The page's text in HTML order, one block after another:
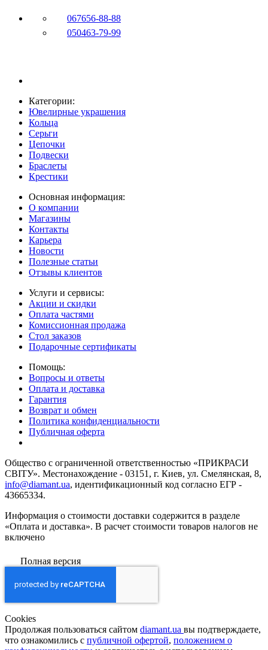
067656-88-88
050463-79-99
Категории:
Ювелирные украшения
Кольца
Серьги
Цепочки
Подвески
Браслеты
Крестики
Основная информация:
О компании
Магазины
Контакты
Карьера
Новости
Полезные статьи
Отзывы клиентов
Услуги и сервисы:
Акции и скидки
Оплата частями
Комиссионная продажа
Стол заказов
Подарочные сертификаты
Помощь:
Вопросы и ответы
Оплата и доставка
Гарантия
Возврат и обмен
Политика конфиденциальности
Публичная оферта
Общество с ограниченной ответственностью «ПРИКРАСИ
СВІТУ». Местонахождение - 03151, г. Киев, ул. Смелянская, 8,
info@diamant.ua, идентификационный код согласно ЕГР -
43665334.
Информация о стоимости доставки содержится в разделе
«Оплата и доставка». В расчет стоимости товаров налогов не
включено
Полная версия
Сookies
Продолжая пользоваться сайтом diamant.ua вы подтверждаете,
что ознакомились с публичной офертой, положением о